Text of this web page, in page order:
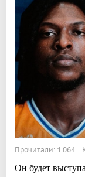
Прочитали: 1 064
Он будет